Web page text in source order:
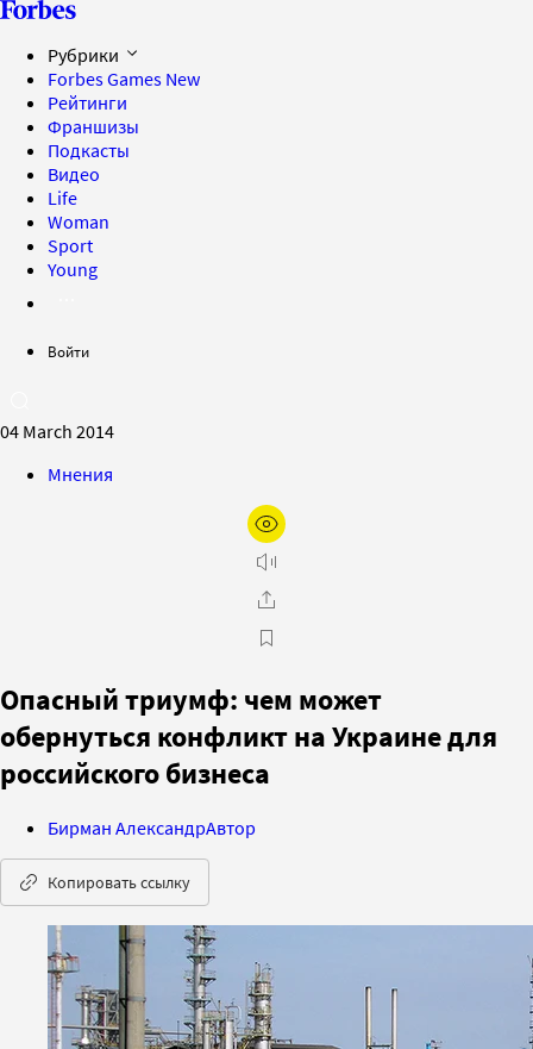
Рубрики
Forbes Games New
Рейтинги
Франшизы
Подкасты
Видео
Life
Woman
Sport
Young
Войти
04 March 2014
Мнения
Опасный триумф: чем может
обернуться конфликт на Украине для
российского бизнеса
Бирман АлександрАвтор
Копировать ссылку